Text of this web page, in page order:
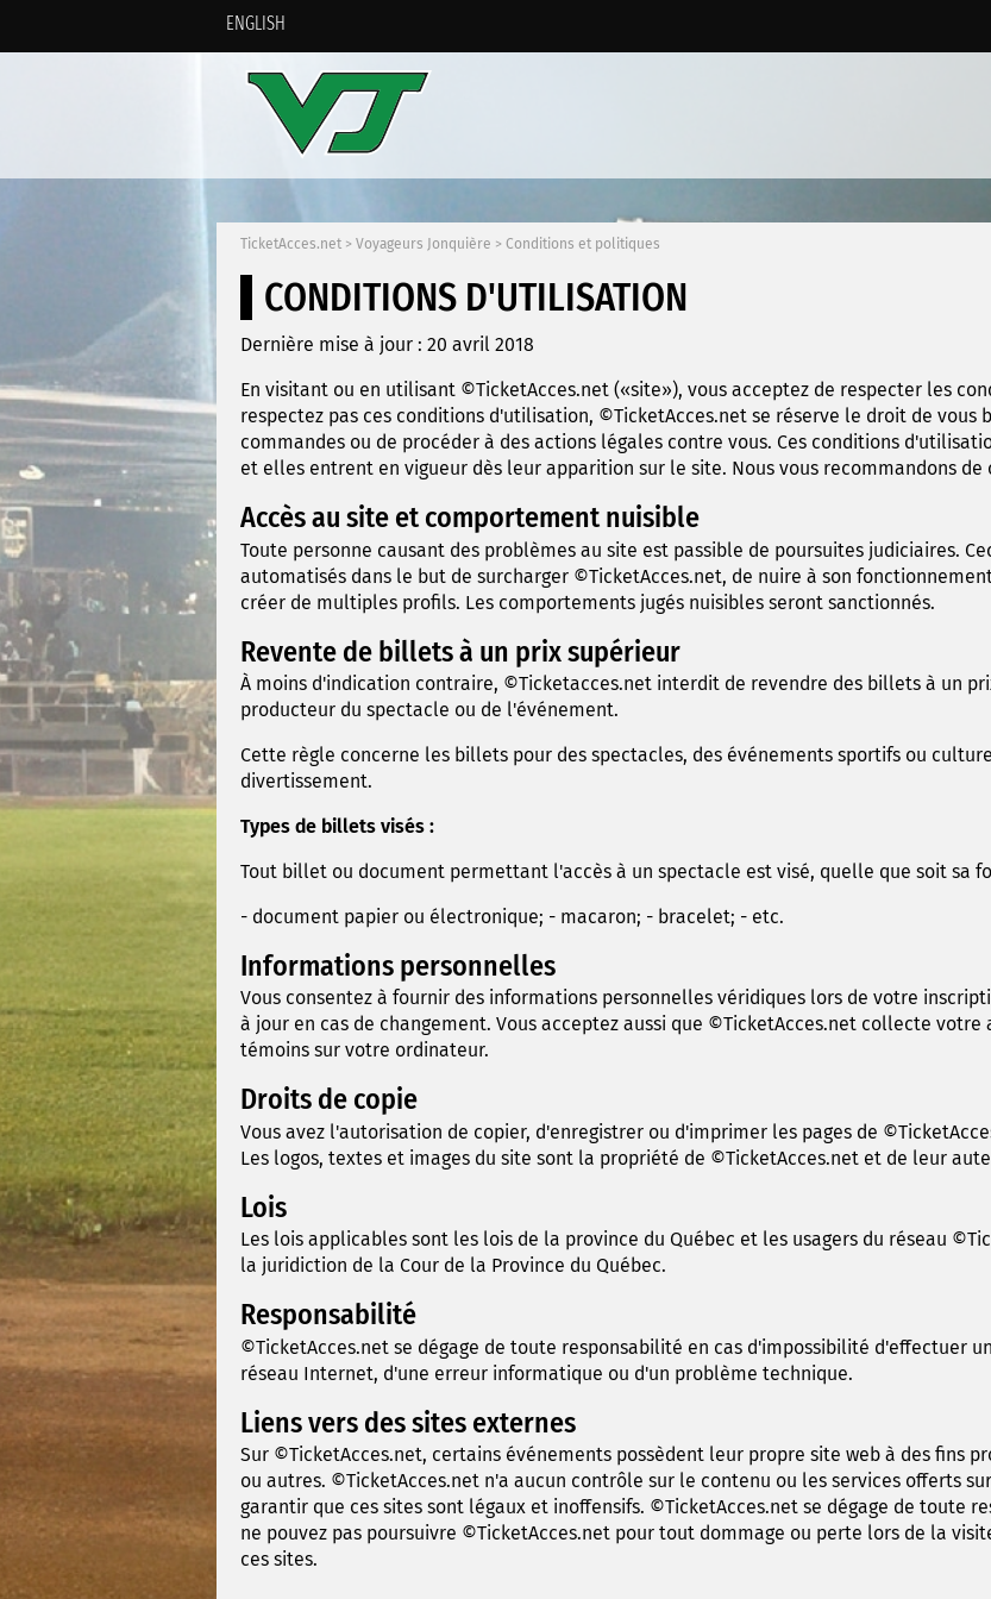
ENGLISH
TicketAcces.net > Voyageurs Jonquière > Conditions et politiques
CONDITIONS D'UTILISATION
Dernière mise à jour : 20 avril 2018
En visitant ou en utilisant ©TicketAcces.net («site»), vous acceptez de respecter les
respectez pas ces conditions d'utilisation, ©TicketAcces.net se réserve le droit de vous
commandes ou de procéder à des actions légales contre vous. Ces conditions
et elles entrent en vigueur dès leur apparition sur le site. Nous vous recommandons
Accès au site et comportement nuisible
Toute personne causant des problèmes au site est passible de poursuites judiciaires.
automatisés dans le but de surcharger ©TicketAcces.net, de nuire à son
créer de multiples profils. Les comportements jugés nuisibles seront sanctionnés.
Revente de billets à un prix supérieur
À moins d'indication contraire, ©Ticketacces.net interdit de revendre des billets à un
producteur du spectacle ou de l'événement.
Cette règle concerne les billets pour des spectacles, des événements sportifs ou
divertissement.
Types de billets visés :
Tout billet ou document permettant l'accès à un spectacle est visé, quelle que soit sa
- document papier ou électronique; - macaron; - bracelet; - etc.
Informations personnelles
Vous consentez à fournir des informations personnelles véridiques lors de votre
à jour en cas de changement. Vous acceptez aussi que ©TicketAcces.net collecte votre
témoins sur votre ordinateur.
Droits de copie
Vous avez l'autorisation de copier, d'enregistrer ou d'imprimer les pages de
Les logos, textes et images du site sont la propriété de ©TicketAcces.net et de leur
Lois
Les lois applicables sont les lois de la province du Québec et les usagers du réseau
la juridiction de la Cour de la Province du Québec.
Responsabilité
©TicketAcces.net se dégage de toute responsabilité en cas d'impossibilité d'effectuer
réseau Internet, d'une erreur informatique ou d'un problème technique.
Liens vers des sites externes
Sur ©TicketAcces.net, certains événements possèdent leur propre site web à des fins
ou autres. ©TicketAcces.net n'a aucun contrôle sur le contenu ou les services offerts
garantir que ces sites sont légaux et inoffensifs. ©TicketAcces.net se dégage de toute
ne pouvez pas poursuivre ©TicketAcces.net pour tout dommage ou perte lors de la
ces sites.